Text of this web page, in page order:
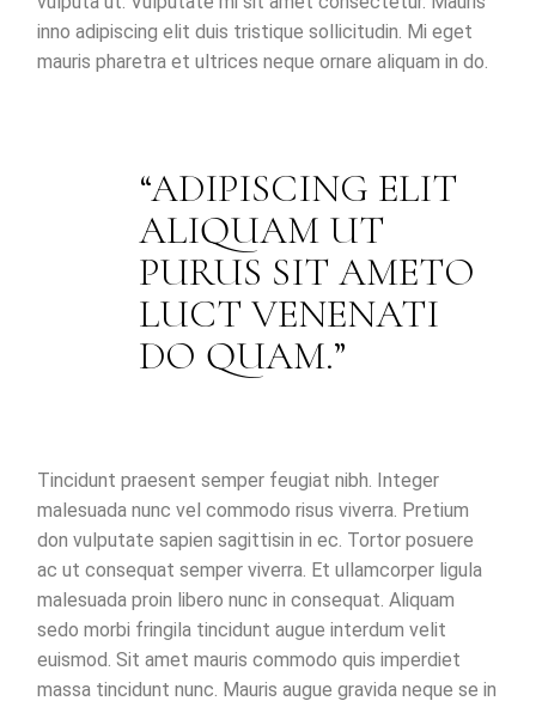
inno adipiscing elit duis tristique sollicitudin. Mi eget
mauris pharetra et ultrices neque ornare aliquam in do.
ADIPISCING ELIT
ALIQUAM UT
PURUS SIT AMETO
LUCT VENENATI
DO QUAM.
Tincidunt praesent semper feugiat nibh. Integer
malesuada nunc vel commodo risus viverra. Pretium
don vulputate sapien sagittisin in ec. Tortor posuere
ac ut consequat semper viverra. Et ullamcorper ligula
malesuada proin libero nunc in consequat. Aliquam
sedo morbi fringila tincidunt augue interdum velit
euismod. Sit amet mauris commodo quis imperdiet
massa tincidunt nunc. Mauris augue gravida neque se in